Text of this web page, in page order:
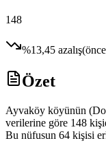
148
%13,45 azalış
Özet
Ayvaköy köyünün
verilerine göre 148
Bu nüfusun 64 kişisi